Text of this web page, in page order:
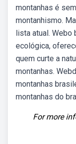
montanhas é
montanhismo.
lista atual. Webo
ecológica,
quem curte a
montanhas.
montanhas
montanhas do
For more